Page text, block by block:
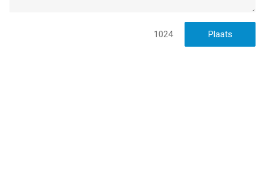
1024